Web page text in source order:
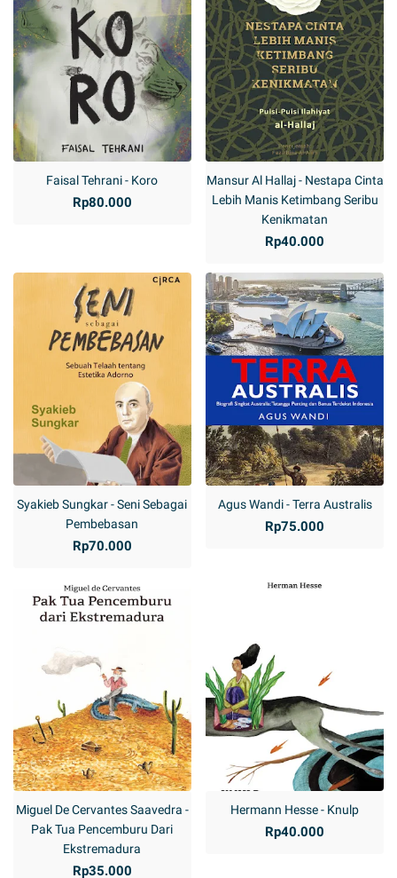
Faisal Tehrani - Koro
Rp80.000
Mansur Al Hallaj - Nestapa Cinta
Lebih Manis Ketimbang Seribu
Kenikmatan
Rp40.000
Syakieb Sungkar - Seni Sebagai
Pembebasan
Rp70.000
Agus Wandi - Terra Australis
Rp75.000
Miguel De Cervantes Saavedra -
Pak Tua Pencemburu Dari
Ekstremadura
Rp35.000
Hermann Hesse - Knulp
Rp40.000